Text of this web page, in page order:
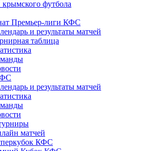
футбола
Премьер-лиги КФС
и результаты матчей
таблица
и результаты матчей
матчей
КФС